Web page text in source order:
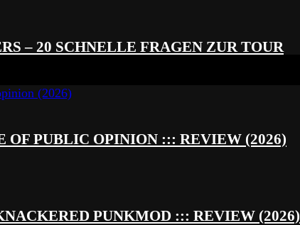
– 20 SCHNELLE FRAGEN ZUR TOUR
OF PUBLIC OPINION ::: REVIEW (2026)
PUNKMOD ::: REVIEW (2026)